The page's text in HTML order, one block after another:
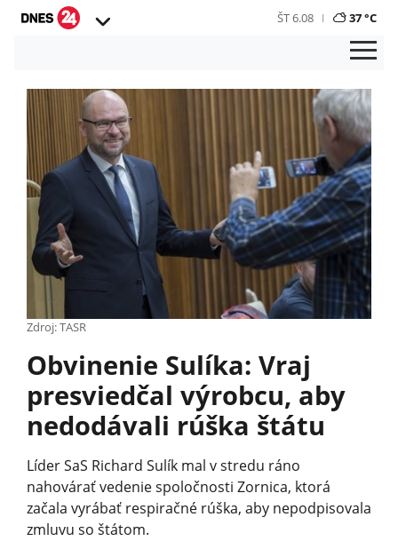
ŠT 6.08 37 °C
Zdroj: TASR
Obvinenie Sulíka: Vraj
presviedčal výrobcu, aby
nedodávali rúška štátu
Líder SaS Richard Sulík mal v stredu ráno
nahovárať vedenie spoločnosti Zornica, ktorá
začala vyrábať respiračné rúška, aby nepodpisovala
zmluvu so štátom.